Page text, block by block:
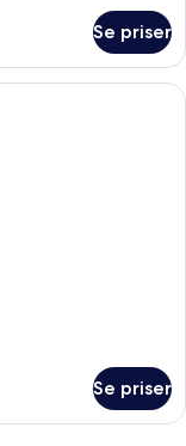
Se priser
Suite | Sängtillbehör
Se priser